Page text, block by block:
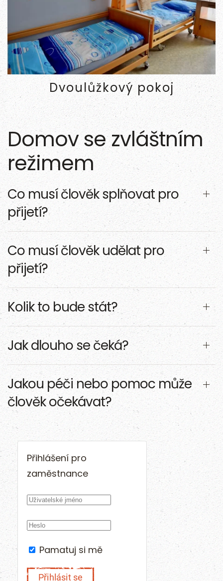
Dvoulůžkový pokoj
Domov se zvláštním
režimem
Co musí člověk splňovat pro
přijetí?
Co musí člověk udělat pro
přijetí?
Kolik to bude stát?
Jak dlouho se čeká?
Jakou péči nebo pomoc může
člověk očekávat?
Přihlášení pro
zaměstnance
Pamatuj si mě
Přihlásit se